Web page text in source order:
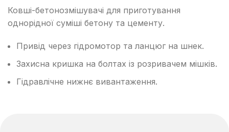
Ковші-бетонозмішувачі для приготування
однорідної суміші бетону та цементу.
Привід через гідромотор та ланцюг на шнек.
Захисна кришка на болтах із розривачем мішків.
Гідравлічне нижнє вивантаження.